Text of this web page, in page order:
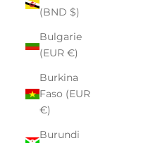
(BND $)
Bulgarie
(EUR €)
Burkina
Faso (EUR
€)
Burundi